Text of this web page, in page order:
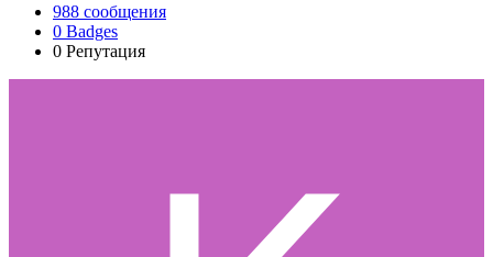
988 сообщения
0 Badges
0 Репутация